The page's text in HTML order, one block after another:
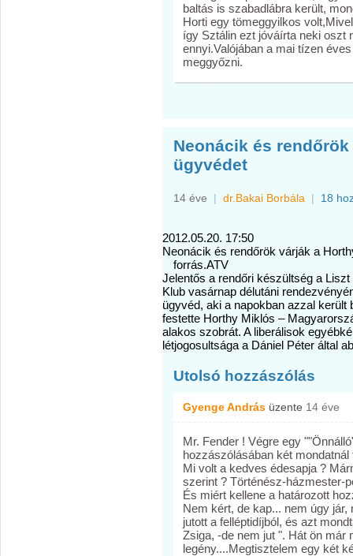
baltás is szabadlábra került,
Horti egy tömeggyilkos
így Sztálin ezt jóváírta neki oszt
ennyi.Valójában a mai tízen
meggyőzni.
Neonácik és
ügyvédet
14 éve | dr.Bakai Borbála | 18
2012.05.20. 17:50
Neonácik és rendőrök várják a
forrás.ATV
Jelentős a rendőri készültség a
Klub vasárnap délutáni
ügyvéd, aki a napokban azzal
festette Horthy Miklós –
alakos szobrát. A liberálisok
létjogosultsága a Dániel Péter által
Utolsó hozzászólás
Gyenge András üzente 14 éve
Mr. Fender ! Végre egy
hozzászólásában két mondatnál
Mi volt a kedves édesapja ?
szerint ? Történész-házmester-
És miért kellene a határozott
Nem kért, de kap... nem úgy
jutott a felléptidíjból, és azt
Zsiga, -de nem jut ". Hát ön már
legény....Megtisztelem egy két